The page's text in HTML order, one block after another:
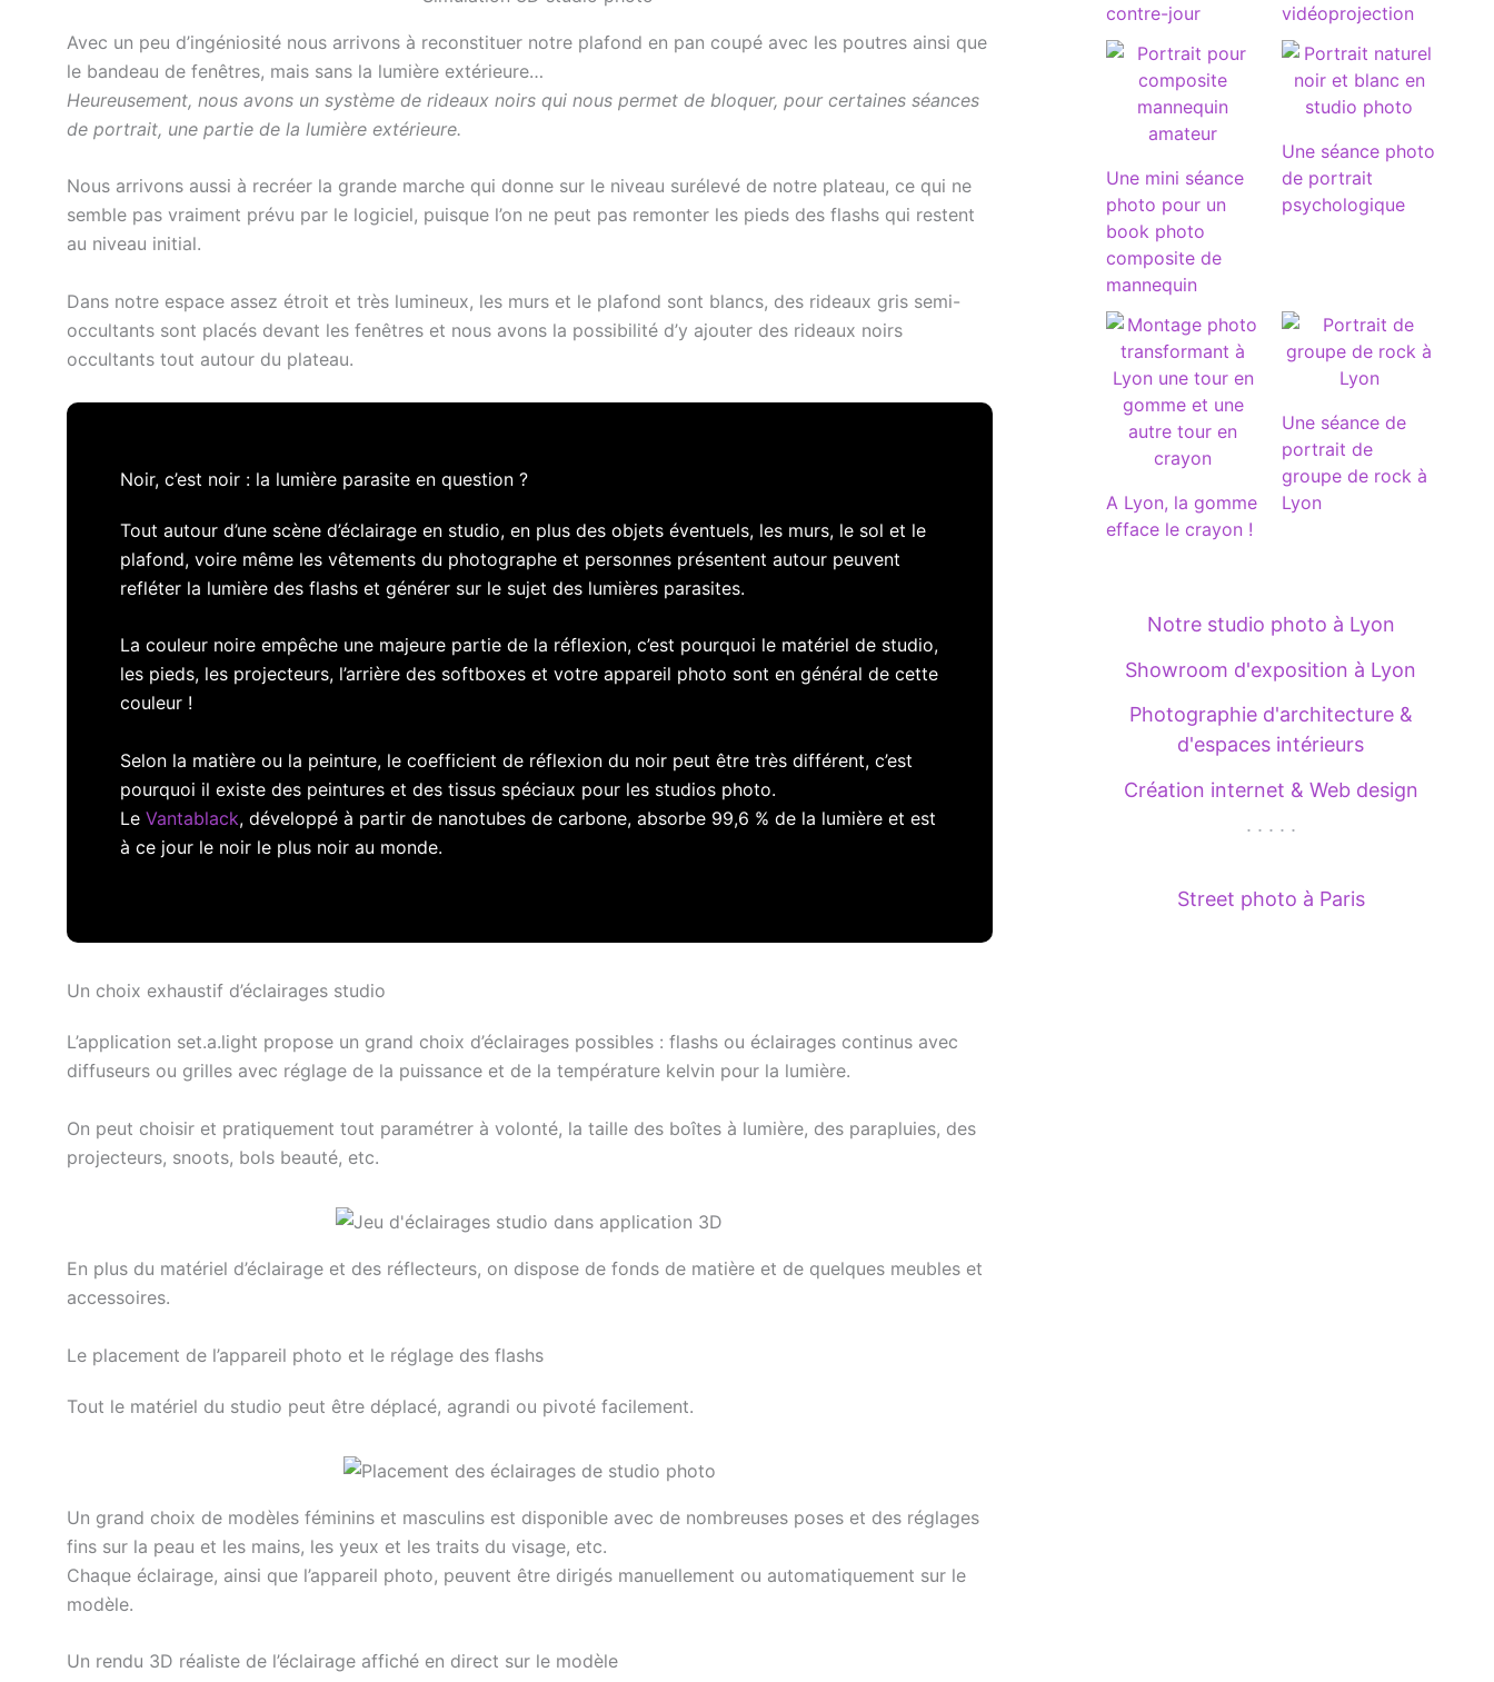
Avec un peu d’ingéniosité nous arrivons à reconstituer notre plafond en pan coupé avec les poutres ainsi que
le bandeau de fenêtres, mais sans la lumière extérieure…
Heureusement, nous avons un système de rideaux noirs qui nous permet de bloquer, pour certaines séances
de portrait, une partie de la lumière extérieure.
Nous arrivons aussi à recréer la grande marche qui donne sur le niveau surélevé de notre plateau, ce qui ne
semble pas vraiment prévu par le logiciel, puisque l’on ne peut pas remonter les pieds des flashs qui restent
au niveau initial.
Dans notre espace assez étroit et très lumineux, les murs et le plafond sont blancs, des rideaux gris semi-
occultants sont placés devant les fenêtres et nous avons la possibilité d’y ajouter des rideaux noirs
occultants tout autour du plateau.
Noir, c’est noir : la lumière parasite en question ?
Tout autour d’une scène d’éclairage en studio, en plus des objets éventuels, les murs, le sol et le
plafond, voire même les vêtements du photographe et personnes présentent autour peuvent
refléter la lumière des flashs et générer sur le sujet des lumières parasites.
La couleur noire empêche une majeure partie de la réflexion, c’est pourquoi le matériel de studio,
les pieds, les projecteurs, l’arrière des softboxes et votre appareil photo sont en général de cette
couleur !
Selon la matière ou la peinture, le coefficient de réflexion du noir peut être très différent, c’est
pourquoi il existe des peintures et des tissus spéciaux pour les studios photo.
Le Vantablack, développé à partir de nanotubes de carbone, absorbe 99,6 % de la lumière et est
à ce jour le noir le plus noir au monde.
Un choix exhaustif d’éclairages studio
L’application set.a.light propose un grand choix d’éclairages possibles : flashs ou éclairages continus avec
diffuseurs ou grilles avec réglage de la puissance et de la température kelvin pour la lumière.
On peut choisir et pratiquement tout paramétrer à volonté, la taille des boîtes à lumière, des parapluies, des
projecteurs, snoots, bols beauté, etc.
En plus du matériel d’éclairage et des réflecteurs, on dispose de fonds de matière et de quelques meubles et
accessoires.
Le placement de l’appareil photo et le réglage des flashs
Tout le matériel du studio peut être déplacé, agrandi ou pivoté facilement.
Un grand choix de modèles féminins et masculins est disponible avec de nombreuses poses et des réglages
fins sur la peau et les mains, les yeux et les traits du visage, etc.
Chaque éclairage, ainsi que l’appareil photo, peuvent être dirigés manuellement ou automatiquement sur le
modèle.
Un rendu 3D réaliste de l’éclairage affiché en direct sur le modèle
contre-jour
vidéoprojection
Une mini séance
photo pour un
book photo
composite de
mannequin
Une séance photo
de portrait
psychologique
A Lyon, la gomme
efface le crayon !
Une séance de
portrait de
groupe de rock à
Lyon
Notre studio photo à Lyon
Showroom d'exposition à Lyon
Photographie d'architecture &
d'espaces intérieurs
Création internet & Web design
. . . . .
Street photo à Paris